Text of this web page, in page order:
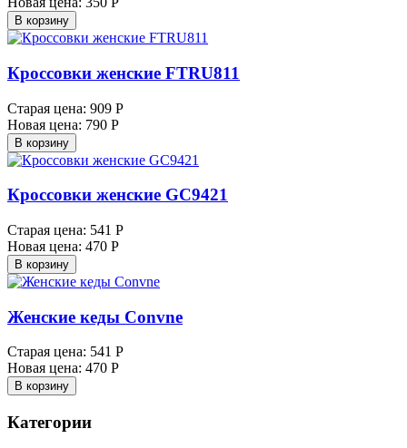
В корзину
Кроссовки женские FTRU811
Старая цена: 909 Р
Новая цена: 790 Р
В корзину
Кроссовки женские GC9421
Старая цена: 541 Р
Новая цена: 470 Р
В корзину
Женские кеды Convne
Старая цена: 541 Р
Новая цена: 470 Р
В корзину
Категории